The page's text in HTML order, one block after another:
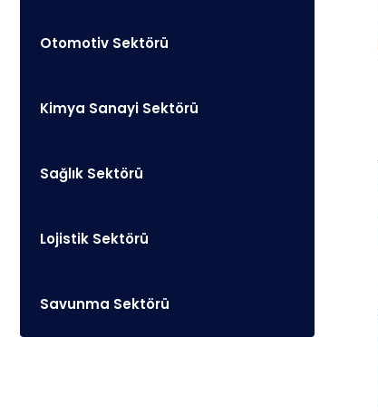
Otomotiv Sektörü
Kimya Sanayi Sektörü
Sağlık Sektörü
Lojistik Sektörü
Savunma Sektörü